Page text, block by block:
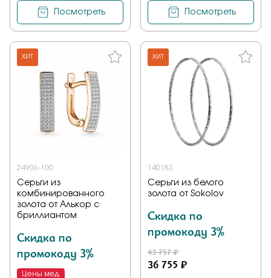
Посмотреть Посмотреть
ХИТ
24906-100
Серьги из
комбинированного
золота от Алькор с
бриллиантом
Скидка по
промокоду 3%
Цены мед
ХИТ
140183
Серьги из белого
золота от Sokolov
Скидка по
промокоду 3%
43 757 ₽
36 755 ₽